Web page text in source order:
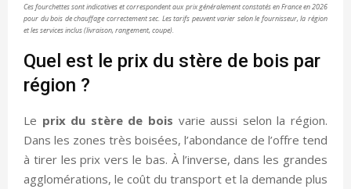
Ces fourchettes sont indicatives et correspondent aux prix généralement constatés en France en 2026
pour du bois de chauffage correctement sec. Les tarifs peuvent varier selon le fournisseur, la région
et les services inclus (livraison, rangement, coupe).
Quel est le prix du stère de bois par
région ?
Le prix du stère de bois varie aussi selon la région.
Dans les zones très boisées, l’abondance de l’offre tend
à tirer les prix vers le bas. À l’inverse, dans les grandes
agglomérations, le coût du transport et la demande plus